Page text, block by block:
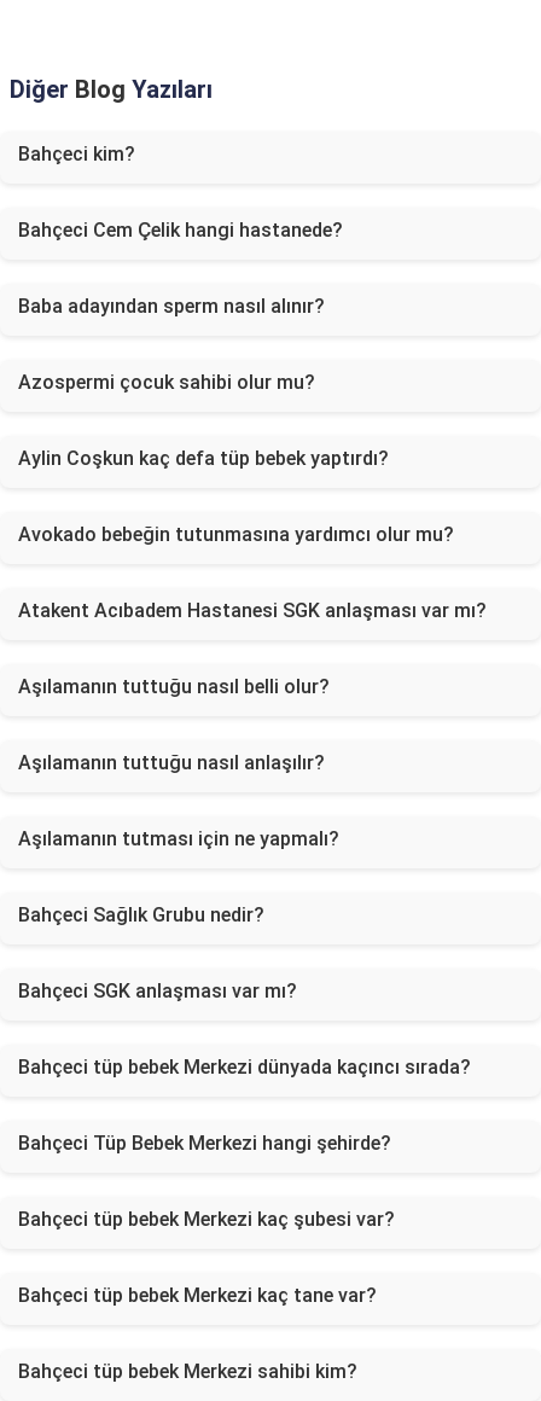
Diğer Blog Yazıları
Bahçeci kim?
Bahçeci Cem Çelik hangi hastanede?
Baba adayından sperm nasıl alınır?
Azospermi çocuk sahibi olur mu?
Aylin Coşkun kaç defa tüp bebek yaptırdı?
Avokado bebeğin tutunmasına yardımcı olur mu?
Atakent Acıbadem Hastanesi SGK anlaşması var mı?
Aşılamanın tuttuğu nasıl belli olur?
Aşılamanın tuttuğu nasıl anlaşılır?
Aşılamanın tutması için ne yapmalı?
Bahçeci Sağlık Grubu nedir?
Bahçeci SGK anlaşması var mı?
Bahçeci tüp bebek Merkezi dünyada kaçıncı sırada?
Bahçeci Tüp Bebek Merkezi hangi şehirde?
Bahçeci tüp bebek Merkezi kaç şubesi var?
Bahçeci tüp bebek Merkezi kaç tane var?
Bahçeci tüp bebek Merkezi sahibi kim?